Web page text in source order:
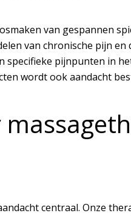
van gespannen
van chronische pijn en
specifieke pijnpunten in
wordt ook aandacht
centraal. Onze